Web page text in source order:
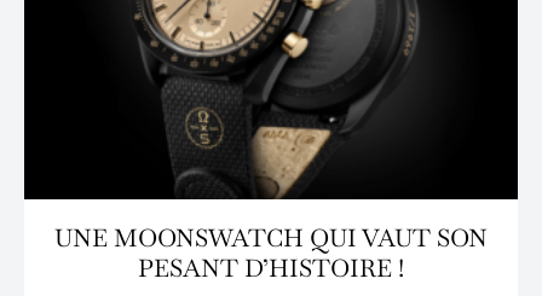
UNE MOONSWATCH QUI VAUT SON
PESANT D’HISTOIRE !